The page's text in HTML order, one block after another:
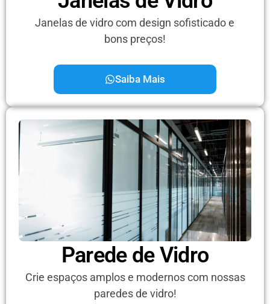
Janelas de vidro com design sofisticado e
bons preços!
Saiba Mais
Parede de Vidro
Crie espaços amplos e modernos com nossas
paredes de vidro!